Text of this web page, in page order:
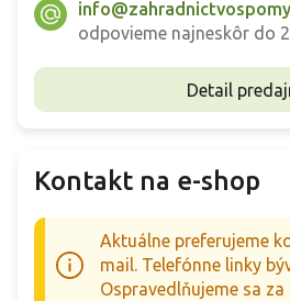
odpovieme najneskôr do
Detail
Kontakt na e-shop
Aktuálne preferujeme
mail. Telefónne linky
Ospravedlňujeme sa